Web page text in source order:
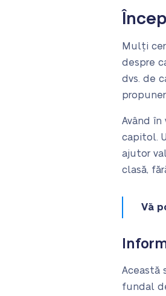
Mulți
despre
dvs. de
Având
capitol.
ajutor
clasă,
Vă
Această
fundal